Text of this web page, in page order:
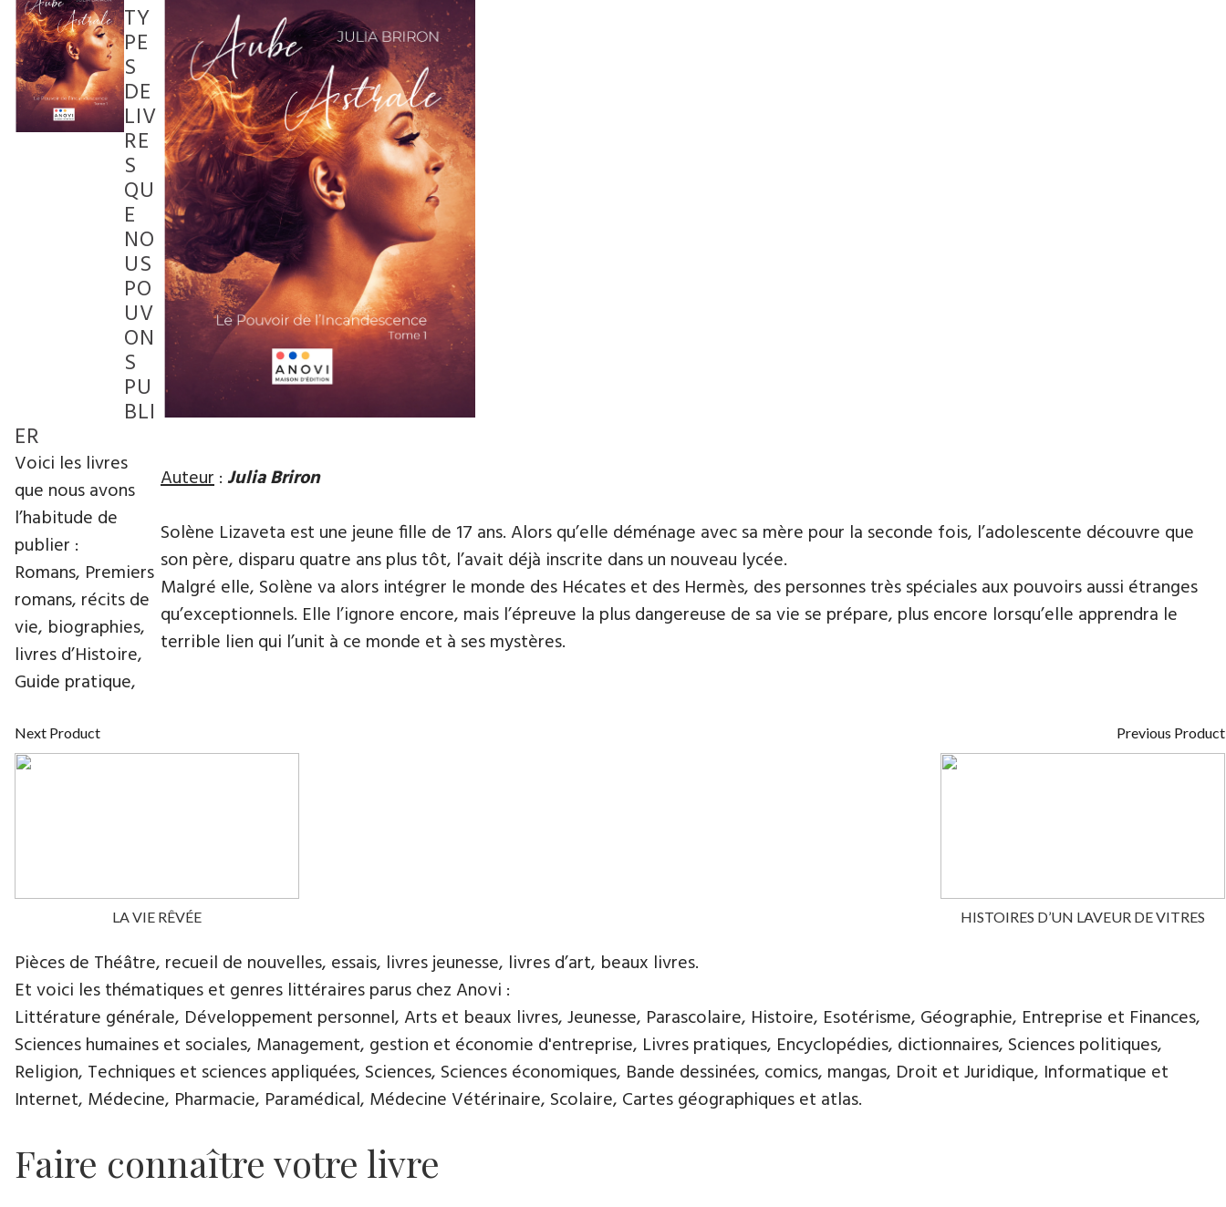
Auteur:JuliaBriron
Solène Lizaveta est une jeune fille de 17 ans. Alors qu’elle déménage avec sa mère pour la seconde fois, l’adolescente découvre que
son père, disparu quatre ans plus tôt, l’avait déjà inscrite dans un nouveau lycée.
Malgré elle, Solène va alors intégrer le monde des Hécates et des Hermès, des personnes très spéciales aux pouvoirs aussi étranges
qu’exceptionnels. Elle l’ignore encore, mais l’épreuve la plus dangereuse de sa vie se prépare, plus encore lorsqu’elle apprendra le
terrible lien qui l’unit à ce monde et à ses mystères.
Next Product
LA VIE RÊVÉE
Previous Product
HISTOIRES D’UN LAVEUR DE VITRES
TY
PE
S
DE
LIV
RE
S
QU
E
NO
US
PO
UV
ON
S
PU
BLI
ER
Voici les livres
que nous avons
l’habitude de
publier :
Romans, Premiers
romans, récits de
vie, biographies,
livres d’Histoire,
Guide pratique,
Pièces de Théâtre, recueil de nouvelles, essais, livres jeunesse, livres d’art, beaux livres.
Et voici les thématiques et genres littéraires parus chez Anovi :
Littérature générale, Développement personnel, Arts et beaux livres, Jeunesse, Parascolaire, Histoire, Esotérisme, Géographie, Entreprise et Finances,
Sciences humaines et sociales, Management, gestion et économie d'entreprise, Livres pratiques, Encyclopédies, dictionnaires, Sciences politiques,
Religion, Techniques et sciences appliquées, Sciences, Sciences économiques, Bande dessinées, comics, mangas, Droit et Juridique, Informatique et
Internet, Médecine, Pharmacie, Paramédical, Médecine Vétérinaire, Scolaire, Cartes géographiques et atlas.
Faire connaître votre livre